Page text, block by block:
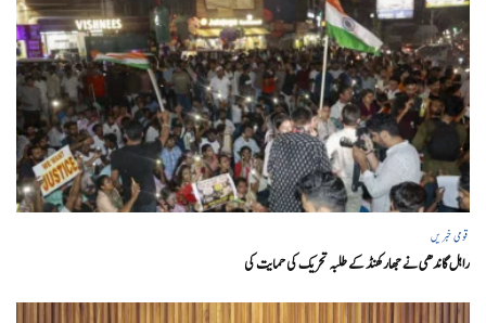
قومی خبریں
راہل گاندھی نے جھارکھنڈ کے طلبہ تحریک کی حمایت کی